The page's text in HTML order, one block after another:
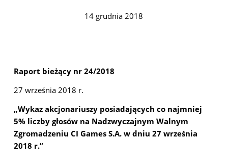
14 grudnia 2018
Raport bieżący nr 24/2018
27 września 2018 r.
„Wykaz akcjonariuszy posiadających co najmniej
5% liczby głosów na Nadzwyczajnym Walnym
Zgromadzeniu CI Games S.A. w dniu 27 września
2018 r.”